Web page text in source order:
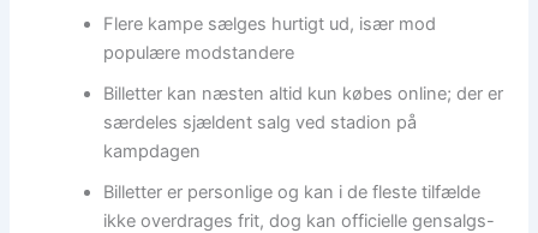
Flere kampe sælges hurtigt ud, især mod
populære modstandere
Billetter kan næsten altid kun købes online; der er
særdeles sjældent salg ved stadion på
kampdagen
Billetter er personlige og kan i de fleste tilfælde
ikke overdrages frit, dog kan officielle gensalgs-